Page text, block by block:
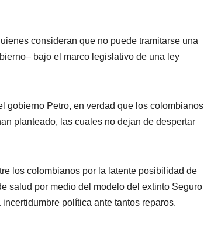
consideran que no puede tramitarse una
bajo el marco legislativo de una ley
gobierno Petro, en verdad que los colombianos
planteado, las cuales no dejan de despertar
los colombianos por la latente posibilidad de
salud por medio del modelo del extinto Seguro
política ante tantos reparos.